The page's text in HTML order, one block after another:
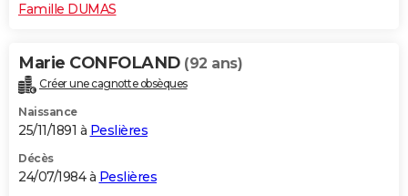
Famille DUMAS
Marie CONFOLAND (92 ans)
Créer une cagnotte obsèques
Naissance
25/11/1891 à Peslières
Décès
24/07/1984 à Peslières